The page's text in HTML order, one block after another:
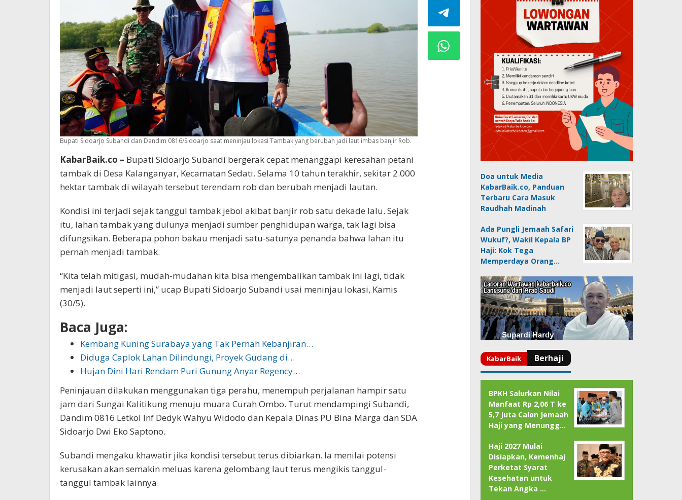
Bupati Sidoarjo Subandi dan Dandim 0816/Sidoarjo saat meninjau lokasi Tambak yang berubah jadi laut imbas banjir Rob.
KabarBaik.co – Bupati Sidoarjo Subandi bergerak cepat menanggapi keresahan petani
tambak di Desa Kalanganyar, Kecamatan Sedati. Selama 10 tahun terakhir, sekitar 2.000
hektar tambak di wilayah tersebut terendam rob dan berubah menjadi lautan.
Kondisi ini terjadi sejak tanggul tambak jebol akibat banjir rob satu dekade lalu. Sejak
itu, lahan tambak yang dulunya menjadi sumber penghidupan warga, tak lagi bisa
difungsikan. Beberapa pohon bakau menjadi satu-satunya penanda bahwa lahan itu
pernah menjadi tambak.
“Kita telah mitigasi, mudah-mudahan kita bisa mengembalikan tambak ini lagi, tidak
menjadi laut seperti ini,” ucap Bupati Sidoarjo Subandi usai meninjau lokasi, Kamis
(30/5).
Baca Juga:
Kembang Kuning Surabaya yang Tak Pernah Kebanjiran…
Diduga Caplok Lahan Dilindungi, Proyek Gudang di…
Hujan Dini Hari Rendam Puri Gunung Anyar Regency…
Peninjauan dilakukan menggunakan tiga perahu, menempuh perjalanan hampir satu
jam dari Sungai Kalitikung menuju muara Curah Ombo. Turut mendampingi Subandi,
Dandim 0816 Letkol Inf Dedyk Wahyu Widodo dan Kepala Dinas PU Bina Marga dan SDA
Sidoarjo Dwi Eko Saptono.
Subandi mengaku khawatir jika kondisi tersebut terus dibiarkan. Ia menilai potensi
kerusakan akan semakin meluas karena gelombang laut terus mengikis tanggul-
tanggul tambak lainnya.
Doa untuk Media
KabarBaik.co, Panduan
Terbaru Cara Masuk
Raudhah Madinah
Ada Pungli Jemaah Safari
Wukuf?, Wakil Kepala BP
Haji: Kok Tega
Memperdaya Orang…
BPKH Salurkan Nilai
Manfaat Rp 2,06 T ke
5,7 Juta Calon Jemaah
Haji yang Menungg…
Haji 2027 Mulai
Disiapkan, Kemenhaj
Perketat Syarat
Kesehatan untuk
Tekan Angka …